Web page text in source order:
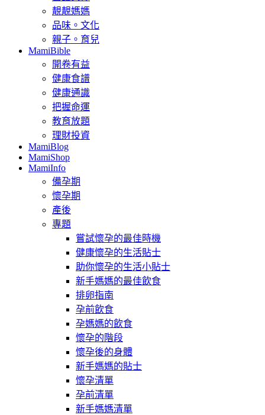
靚靚媽媽
品味。文化
親子。育兒
MamiBible
開卷有益
健康食譜
健康通識
把握命運
教育放題
理財投資
MamiBlog
MamiShop
MamiInfo
備孕期
懷孕期
產後
專題
嘗試懷孕的最佳時機
健康懷孕的生活貼士
助你懷孕的生活小貼士
新手媽媽的最佳飲食
排卵指南
孕前飲食
孕媽媽的飲食
懷孕的階段
懷孕後的身體
新手媽媽的貼士
懷孕清單
孕前清單
新手媽媽清單